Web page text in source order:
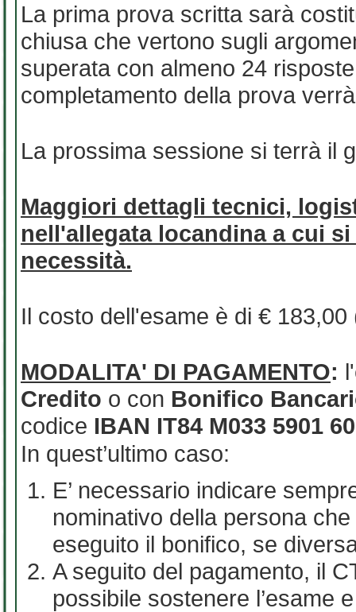
La prima prova scritta sarà
chiusa che vertono sugli
superata con almeno 24
completamento della prova
La prossima sessione si terrà il
Maggiori dettagli tecnici,
nell'allegata locandina a cui
necessità.
Il costo dell'esame è di € 183,00
MODALITA' DI PAGAMENTO:
Credito o con Bonifico
codice IBAN IT84 M033 5901
In quest’ultimo caso:
E’ necessario indicare
nominativo della persona
eseguito il bonifico, se
A seguito del pagamento, il
possibile sostenere l’esame